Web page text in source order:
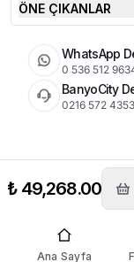
Ana Sayfa
₺ 49,268.00
ÖNE ÇIKANLAR
WhatsApp
0 536 512
BanyoCity
0216 572 4353
© 2026 Şimşek